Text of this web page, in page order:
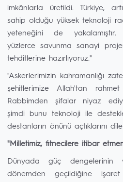
imkânlarla üretildi. Türkiye,
sahip olduğu yüksek teknoloji
yeteneğini de yakalamıştır.
yüzlerce savunma sanayi
tehditlerine hazırlıyoruz."
"Askerlerimizin kahramanlığı
şehitlerimize Allah'tan
Rabbimden şifalar niyaz
şimdi bunu teknoloji ile
destanların önünü açtıklarını
"Milletimiz, fitnecilere itibar
Dünyada güç dengelerinin
dönemden geçildiğine işaret